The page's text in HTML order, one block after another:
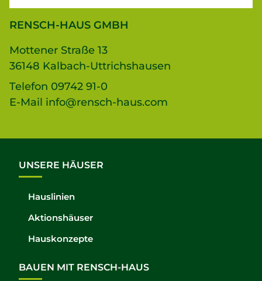
RENSCH-HAUS GMBH
Mottener Straße 13
36148 Kalbach-Uttrichshausen
Telefon 09742 91-0
E-Mail info@rensch-haus.com
UNSERE HÄUSER
Hauslinien
Aktionshäuser
Hauskonzepte
BAUEN MIT RENSCH-HAUS